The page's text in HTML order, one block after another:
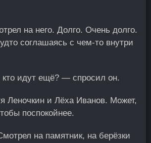
на него. Долго. Очень долго.
соглашаясь с чем-то внутри
идут ещё? — спросил он.
Леночкин и Лёха Иванов. Может,
поспокойнее.
на памятник, на берёзки